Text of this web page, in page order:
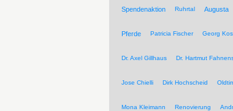
Spendenaktion Ruhrtal Augusta
Pferde Patricia Fischer Georg
Dr. Axel Gillhaus Dr. Hartmut
Jose Chielli Dirk Hochscheid
Mona Kleimann Renovierung